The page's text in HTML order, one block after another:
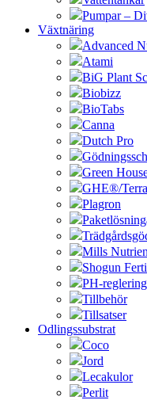
Pumpar –
Växtnäring
Advanced
Atami
BiG Plant
Biobizz
BioTabs
Canna
Dutch Pro
Green
GHE®/
Plagron
Mills
Shogun
PH-reglering
Tillbehör
Tillsatser
Odlingssubstrat
Coco
Jord
Lecakulor
Perlit